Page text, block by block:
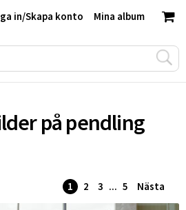
Mina album
in/Skapa konto
på pendling
1 2 3 ... 5 Nästa